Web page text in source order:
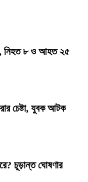
নিহত ৮ ও আহত ২৫
চেষ্টা, যুবক আটক
চূড়ান্ত ঘোষণার